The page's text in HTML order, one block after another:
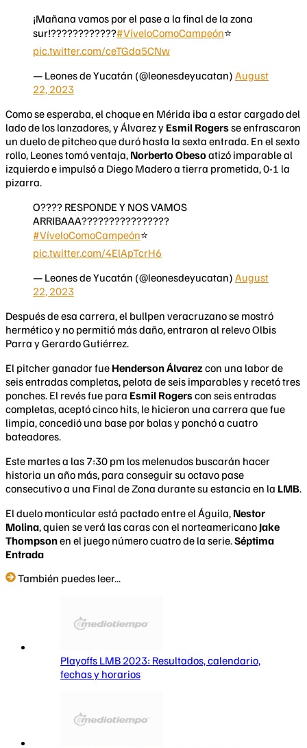
¡Mañana vamos por el pase a la final de la zona
sur!????????????#VíveloComoCampeón⭐️
pic.twitter.com/ceTGda5CNw
— Leones de Yucatán (@leonesdeyucatan) August
22, 2023
Como se esperaba, el choque en Mérida iba a estar cargado del
lado de los lanzadores, y Álvarez y Esmil Rogersse enfrascaron
un duelo de pitcheo que duró hasta la sexta entrada. En el sexto
rollo, Leones tomó ventaja, Norberto Obesoatizó imparable al
izquierdo e impulsó a Diego Madero a tierra prometida, 0-1 la
pizarra.
O???? RESPONDE Y NOS VAMOS
ARRIBAAA????????????????
#VíveloComoCampeón⭐️
pic.twitter.com/4ElApTcrH6
— Leones de Yucatán (@leonesdeyucatan) August
22, 2023
Después de esa carrera, el bullpen veracruzano se mostró
hermético y no permitió más daño, entraron al relevo Olbis
Parra y Gerardo Gutiérrez.
El pitcher ganador fue Henderson Álvarez con una labor de
seis entradas completas, pelota de seis imparables y recetó tres
ponches. El revés fue para Esmil Rogerscon seis entradas
completas, aceptó cinco hits, le hicieron una carrera que fue
limpia, concedió una base por bolas y ponchó a cuatro
bateadores.
Este martes a las 7:30 pm los melenudos buscarán hacer
historia un año más, para conseguir su octavo pase
consecutivo a una Final de Zona durante su estancia en la LMB.
El duelo monticular está pactado entre el Águila, Nestor
Molina, quien se verá las caras con el norteamericano Jake
Thompsonen el juego número cuatro de la serie.Séptima
Entrada
También puedes leer...
Playoffs LMB 2023: Resultados, calendario,
fechas y horarios